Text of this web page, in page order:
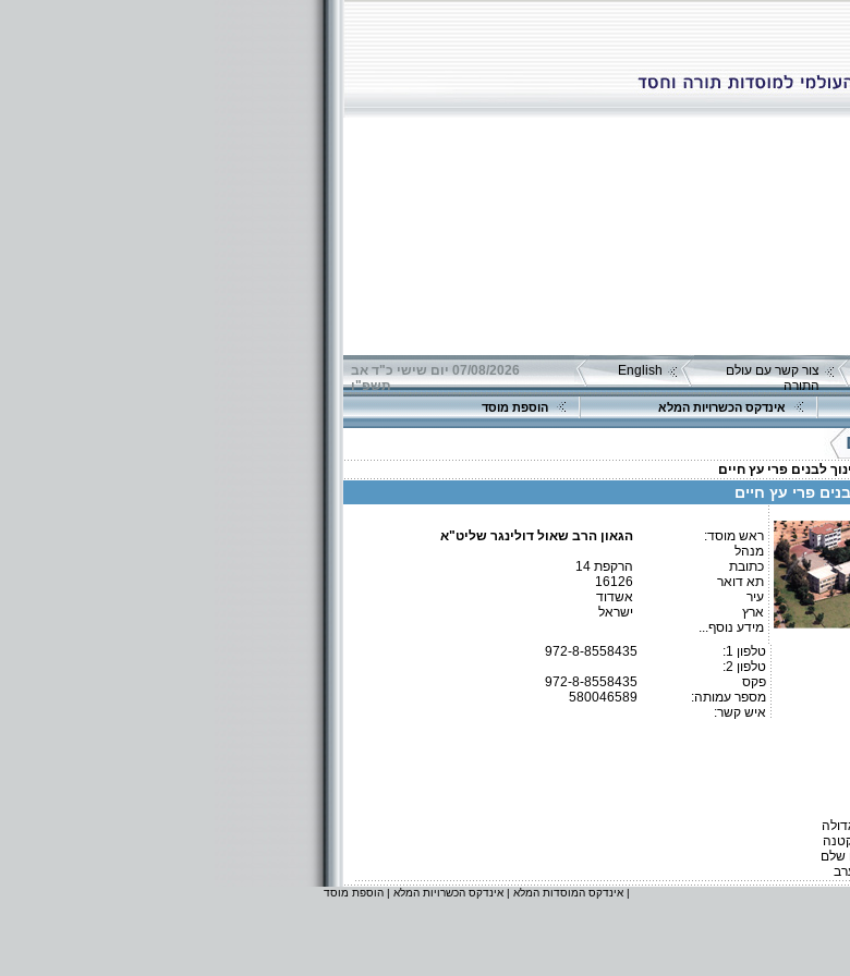
צור קשר עם עולם
התורה
English
07/08/2026 יום שישי כ"ד אב
תשפ"ו
אינדקס הכשרויות המלא הוספת מוסד
לבנים פרי עץ חיים
פרי עץ חיים
ראש מוסד:
הגאון הרב שאול דולינגר שליט"א
מנהל
כתובת
הרקפת 14
תא דואר
16126
עיר
אשדוד
ארץ
ישראל
מידע נוסף...
טלפון 1:
טלפון 2:
פקס
מספר עמותה:
איש קשר:
972-8-8558435
972-8-8558435
580046589
שלם
אינדקס המוסדות המלא | אינדקס הכשרויות המלא | הוספת מוסד |